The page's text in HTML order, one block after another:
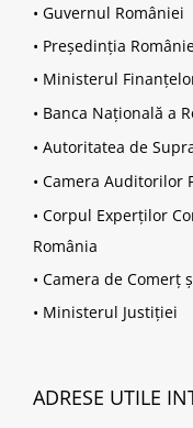
• Guvernul României
• Președinția
• Ministerul
• Banca Națională a
• Autoritatea de
• Camera Auditorilor
• Corpul Experților
România
• Camera de Comerț
• Ministerul Justiției
ADRESE UTILE